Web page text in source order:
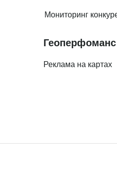
Мониторинг
Реклама на картах